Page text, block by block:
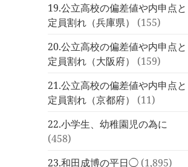
19.公立高校の偏差値や内申点と
定員割れ（兵庫県）
(155)
20.公立高校の偏差値や内申点と
定員割れ（大阪府）
(159)
21.公立高校の偏差値や内申点と
定員割れ（京都府）
(11)
22.小学生、幼稚園児の為に
(458)
23.和田成博の平日◯ (1,895)